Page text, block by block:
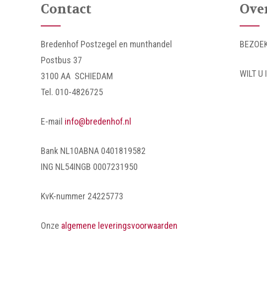
Contact
Bredenhof Postzegel en munthandel
Postbus 37
3100 AA SCHIEDAM
Tel. 010-4826725
E-mail info@bredenhof.nl
Bank NL10ABNA 0401819582
ING NL54INGB 0007231950
KvK-nummer 24225773
Onze algemene leveringsvoorwaarden
WILT U